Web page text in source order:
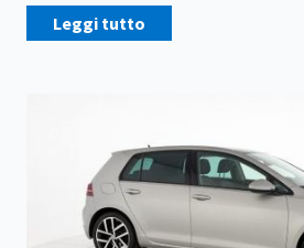
Leggi tutto